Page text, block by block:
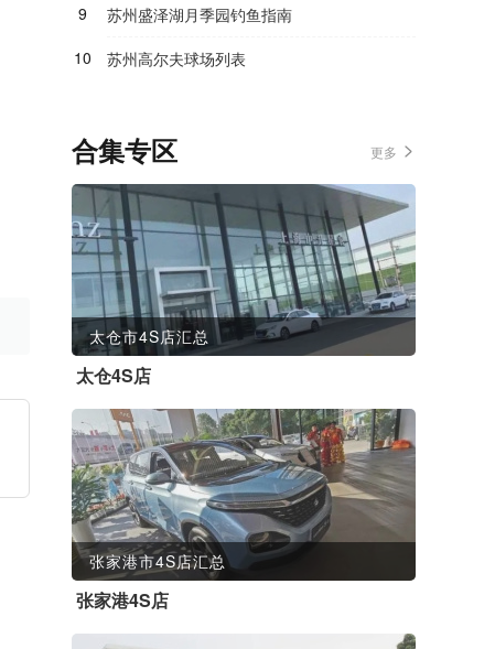
9
苏州盛泽湖月季园钓鱼指南
10
苏州高尔夫球场列表
合集专区 更多
太仓市4S店汇总
太仓4S店
张家港市4S店汇总
张家港4S店